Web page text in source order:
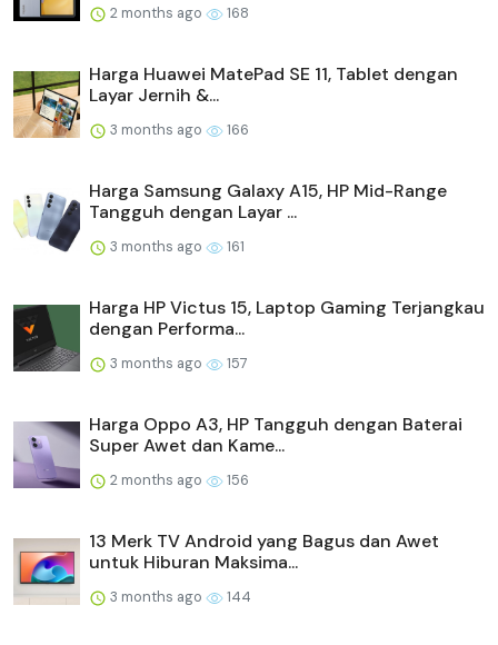
2 months ago 168
Harga Huawei MatePad SE 11, Tablet dengan
Layar Jernih &...
3 months ago 166
Harga Samsung Galaxy A15, HP Mid-Range
Tangguh dengan Layar ...
3 months ago 161
Harga HP Victus 15, Laptop Gaming Terjangkau
dengan Performa...
3 months ago 157
Harga Oppo A3, HP Tangguh dengan Baterai
Super Awet dan Kame...
2 months ago 156
13 Merk TV Android yang Bagus dan Awet
untuk Hiburan Maksima...
3 months ago 144